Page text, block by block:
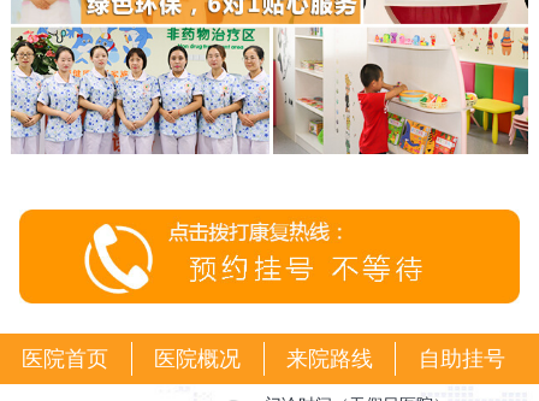
医院首页 医院概况 来院路线 自助挂号